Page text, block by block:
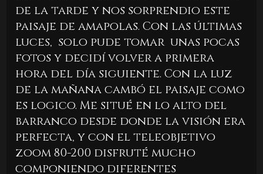
de la tarde y nos sorprendio este
paisaje de amapolas. Con las últimas
luces, solo pude tomar unas pocas
fotos y decidí volver a primera
hora del día siguiente. Con la luz
de la mañana cambó el paisaje como
es logico. Me situé en lo alto del
barranco desde donde la visión era
perfecta, y con el teleobjetivo
zoom 80-200 disfruté mucho
componiendo diferentes